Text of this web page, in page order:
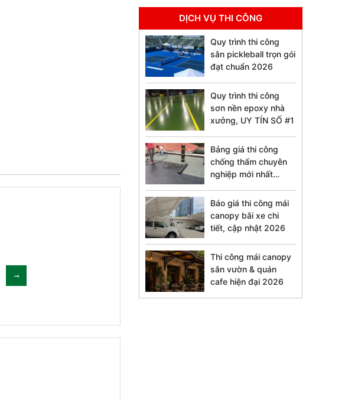
DỊCH VỤ THI CÔNG
Quy trình thi công
sân pickleball trọn gói
đạt chuẩn 2026
Quy trình thi công
sơn nền epoxy nhà
xưởng, UY TÍN SỐ #1
Bảng giá thi công
chống thấm chuyên
nghiệp mới nhất
Báo giá thi công mái
canopy bãi xe chi
tiết, cập nhật 2026
Thi công mái canopy
sân vườn & quán
cafe hiện đại 2026